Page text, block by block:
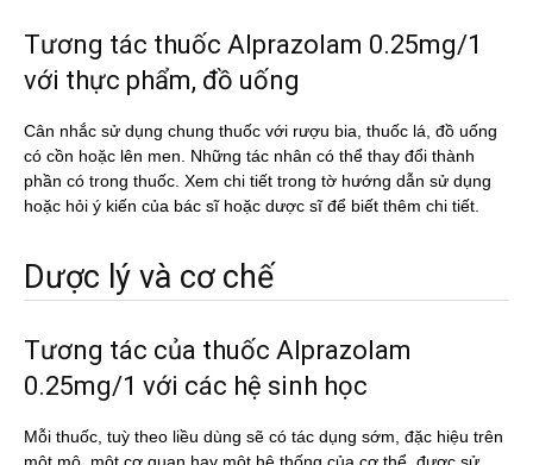
Tương tác thuốc Alprazolam 0.25mg/1
với thực phẩm, đồ uống
Cân nhắc sử dụng chung thuốc với rượu bia, thuốc lá, đồ uống
có cồn hoặc lên men. Những tác nhân có thể thay đổi thành
phần có trong thuốc. Xem chi tiết trong tờ hướng dẫn sử dụng
hoặc hỏi ý kiến của bác sĩ hoặc dược sĩ để biết thêm chi tiết.
Dược lý và cơ chế
Tương tác của thuốc Alprazolam
0.25mg/1 với các hệ sinh học
Mỗi thuốc, tuỳ theo liều dùng sẽ có tác dụng sớm, đặc hiệu trên